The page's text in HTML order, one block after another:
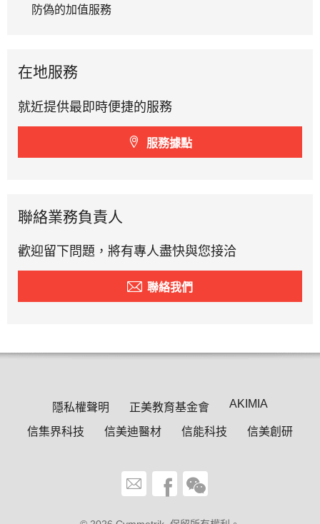
防偽的加值服務
在地服務
就近提供最即時便捷的服務
服務據點
聯絡業務負責人
歡迎留下問題，將有專人盡快與您接洽
聯絡我們
隱私權聲明 正美教育基金會 AKIMIA
信集界科技 信美迪醫材 信能科技 信美創研